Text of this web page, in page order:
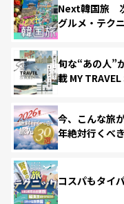
Next韓国旅
グルメ・テク
旬な“あの人”
載 MY
今、こんな旅
年絶対行くべ
コスパもタイ